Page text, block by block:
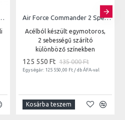
Dryer B-3V 220/240V | Ajándék falitartóval Air Force Commander 2 Speed Pet Dryer | Ajándék falitartóval
Acélból készült egymotoros,
2 sebességű szárító
különböző színekben
125 550 Ft 135 000 Ft
Egységár: 125 550,00 Ft / db ÁFA-val
Kosárba teszem